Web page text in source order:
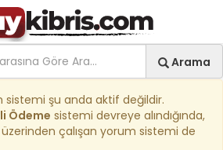
Ara
Arama
Platformu |
sistemi şu anda aktif değildir.
Ödeme sistemi devreye alındığında,
üzerinden çalışan yorum sistemi de